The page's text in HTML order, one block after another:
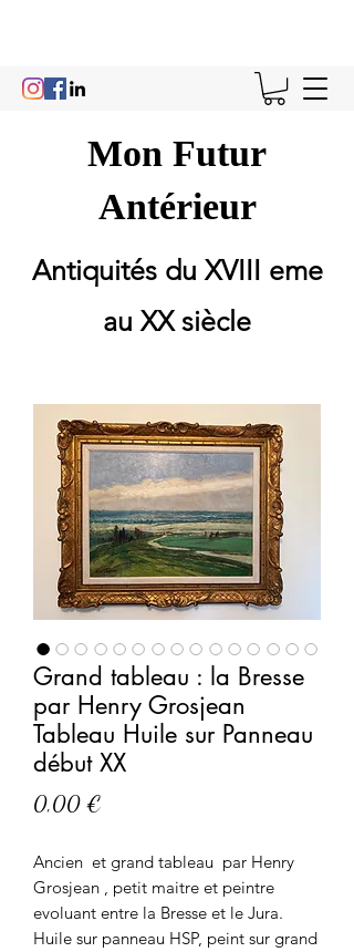
Mon Futur
Antérieur
Antiquités du XVIII eme
au XX siècle
Grand tableau : la Bresse
par Henry Grosjean
Tableau Huile sur Panneau
début XX
0,00 €
Ancien et grand tableau par Henry
Grosjean , petit maitre et peintre
evoluant entre la Bresse et le Jura.
Huile sur panneau HSP, peint sur grand